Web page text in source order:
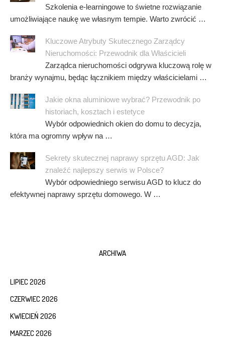
Szkolenia e-learningowe to świetne rozwiązanie
umożliwiające naukę we własnym tempie. Warto zwrócić …
Kluczowe Atrybuty Skutecznego Zarządcy
Nieruchomości: Przewodnik dla Właścicieli
Zarządca nieruchomości odgrywa kluczową rolę w
branży wynajmu, będąc łącznikiem między właścicielami …
Jakie okna aluminiowe wybrać? Przewodnik po
historiach, kosztach i estetyce
Wybór odpowiednich okien do domu to decyzja,
która ma ogromny wpływ na …
Sekrety skutecznej naprawy sprzętu AGD: Jak
znaleźć najlepszy serwis w Polsce?
Wybór odpowiedniego serwisu AGD to klucz do
efektywnej naprawy sprzętu domowego. W …
ARCHIWA
LIPIEC 2026
CZERWIEC 2026
KWIECIEŃ 2026
MARZEC 2026